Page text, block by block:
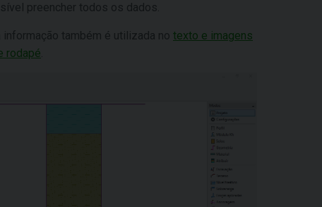
preencher todos os dados.
também é utilizada no texto e imagens
rodapé